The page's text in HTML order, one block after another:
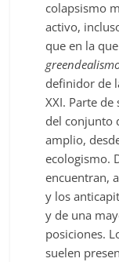
colapsismo
activo,
que en la
definidor de
XXI. Parte
del conjunto
amplio,
ecologismo.
encuentran,
y los
y de una
posiciones.
suelen